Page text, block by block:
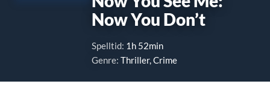
Now You Don’t
Spelltid: 1h 52min
Genre: Thriller, Crime